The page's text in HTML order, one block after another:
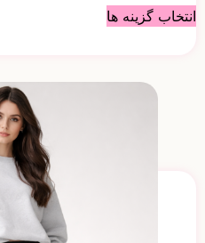
انتخاب گزینه ها